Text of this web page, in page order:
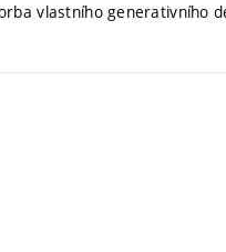
vlastního generativního